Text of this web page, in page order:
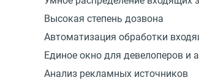
Высокая степень дозвона
Автоматизация обработки
Единое окно для девелоперов и
Анализ рекламных источников